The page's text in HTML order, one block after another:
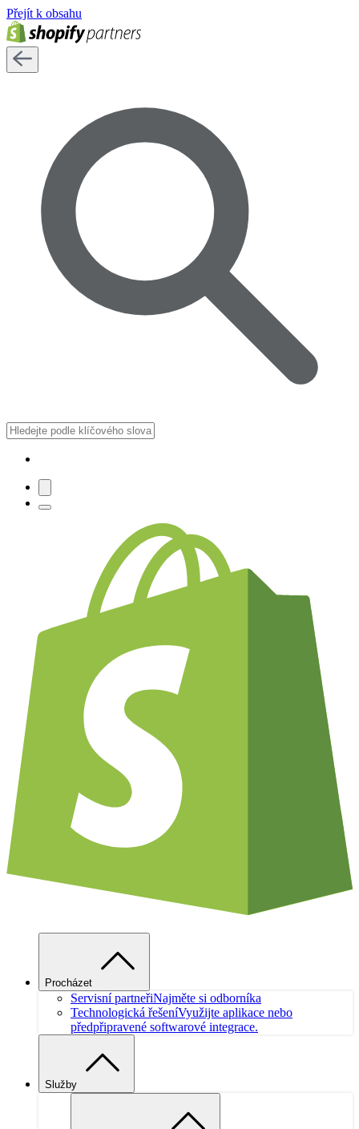
Přejít k obsahu
Procházet
Servisní partneřiNajměte si odborníka
Technologická řešeníVyužijte aplikace nebo
předpřipravené softwarové integrace.
Služby